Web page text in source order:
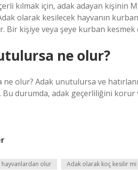
kılmak için, adak adayan kişinin
olarak kesilecek hayvanın
Bir kişiye veya şeye kurban kesmek
ne olur?
olur? Adak unutulursa ve
durumda, adak geçerliliğini
hayvanlardan olur Adak olarak koç kesilir mi